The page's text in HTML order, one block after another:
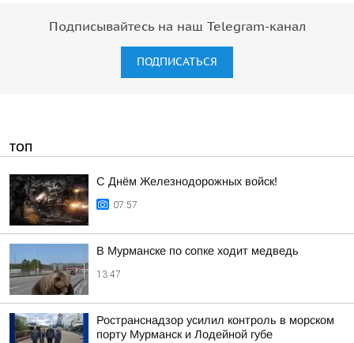
Подписывайтесь на наш Telegram-канал
ПОДПИСАТЬСЯ
ТОП
С Днём Железнодорожных войск!
07:57
В Мурманске по сопке ходит медведь
13:47
Ространснадзор усилил контроль в морском
порту Мурманск и Лодейной губе